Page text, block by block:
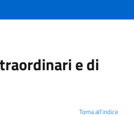
e di
Torna all'indice